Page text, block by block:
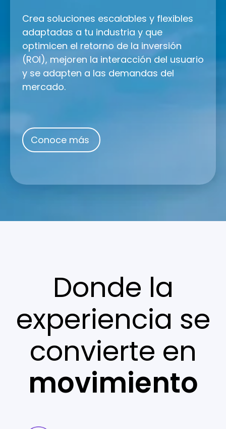
Crea soluciones escalables y flexibles
adaptadas a tu industria y que
optimicen el retorno de la inversión
(ROI), mejoren la interacción del usuario
y se adapten a las demandas del
mercado.
Conoce más
Donde la
experiencia se
convierte en
movimiento